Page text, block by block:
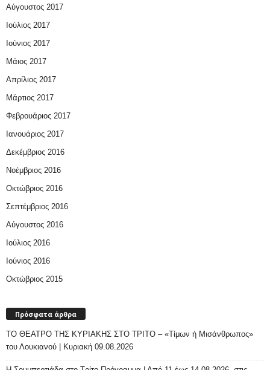
Αύγουστος 2017
Ιούλιος 2017
Ιούνιος 2017
Μάιος 2017
Απρίλιος 2017
Μάρτιος 2017
Φεβρουάριος 2017
Ιανουάριος 2017
Δεκέμβριος 2016
Νοέμβριος 2016
Οκτώβριος 2016
Σεπτέμβριος 2016
Αύγουστος 2016
Ιούλιος 2016
Ιούνιος 2016
Οκτώβριος 2015
Πρόσφατα άρθρα
ΤΟ ΘΕΑΤΡΟ ΤΗΣ ΚΥΡΙΑΚΗΣ ΣΤΟ ΤΡΙΤΟ – «Τίμων ή Μισάνθρωπος»
του Λουκιανού | Κυριακή 09.08.2026